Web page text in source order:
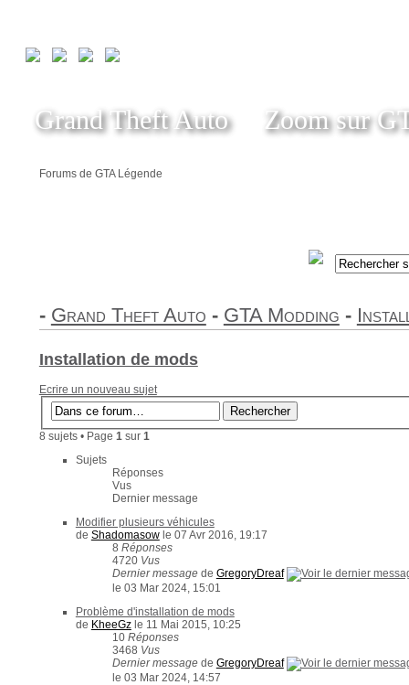
Grand Theft Auto Zoom sur
Forums de GTA Légende
- Grand Theft Auto - GTA Modding -
Installation de mods
Ecrire un nouveau sujet
8 sujets • Page 1 sur 1
Sujets
Réponses
Vus
Dernier message
Modifier plusieurs véhicules
de Shadomasowle 07 Avr 2016, 19:17
8 Réponses
4720 Vus
Dernier message de GregoryDreaf
le 03 Mar 2024, 15:01
Problème d'installation de mods
de KheeGzle 11 Mai 2015, 10:25
10 Réponses
3468 Vus
Dernier message de GregoryDreaf
le 03 Mar 2024, 14:57